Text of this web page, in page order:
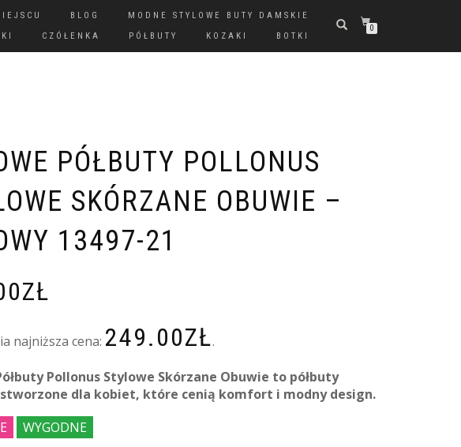
BLOG
MODNE STYLOWE BUTY DAMSKIE
CZÓŁENKA PÓŁBUTY KOZAKI BOTKI
0
PÓŁBUTY POLLONUS
SKÓRZANE OBUWIE –
13497-21
ZŁ
najniższa cena: 249.00ZŁ.
Pollonus Stylowe Skórzane Obuwie to półbuty
dla kobiet, które cenią komfort i modny design.
WYGODNE